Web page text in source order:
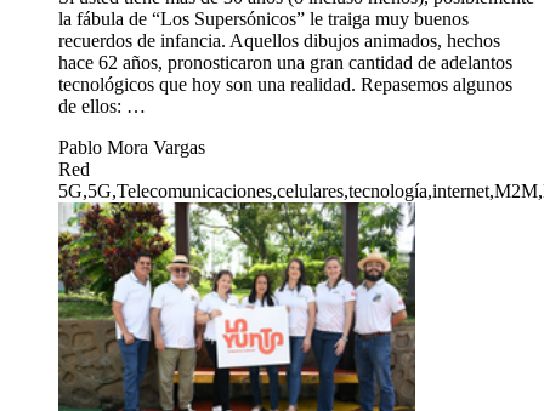
la fábula de “Los Supersónicos” le traiga muy buenos
recuerdos de infancia. Aquellos dibujos animados, hechos
hace 62 años, pronosticaron una gran cantidad de adelantos
tecnológicos que hoy son una realidad. Repasemos algunos
de ellos: …
Pablo Mora Vargas
Red